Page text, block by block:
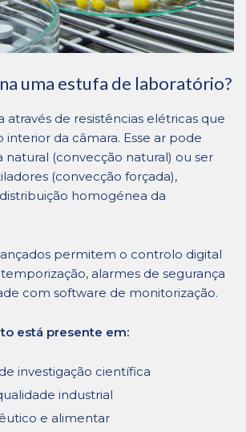
uma estufa de laboratório?
através de resistências elétricas que
interior da câmara. Esse ar pode
natural (convecção natural) ou ser
(convecção forçada),
homogénea da
permitem o controlo digital
alarmes de segurança
com software de monitorização.
está presente em:
investigação científica
industrial
e alimentar